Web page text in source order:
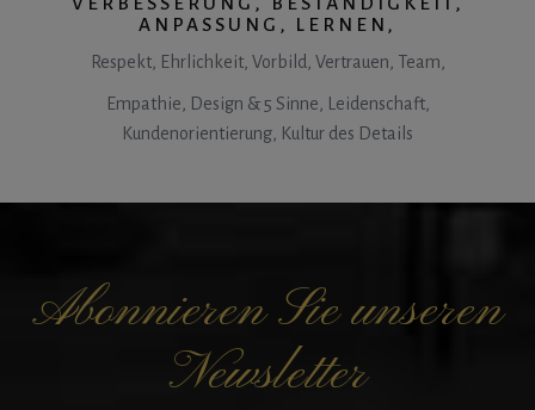
ANPASSUNG, LERNEN,
Respekt, Ehrlichkeit, Vorbild, Vertrauen, Team,
Empathie, Design & 5 Sinne, Leidenschaft,
Kundenorientierung, Kultur des Details
Abonnieren Sie unseren
Newsletter